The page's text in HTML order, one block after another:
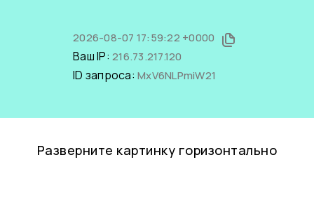
2026-08-07 17:59:22 +0000
Ваш IP: 216.73.217.120
ID запроса: MxV6NLPmiW21
Разверните картинку горизонтально